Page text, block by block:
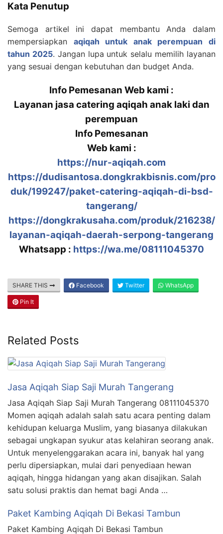
Kata Penutup
Semoga artikel ini dapat membantu Anda dalam
mempersiapkan aqiqah untuk anak perempuan di
tahun 2025. Jangan lupa untuk selalu memilih layanan
yang sesuai dengan kebutuhan dan budget Anda.
Info Pemesanan Web kami :
Layanan jasa catering aqiqah anak laki dan
perempuan
Info Pemesanan
Web kami :
https://nur-aqiqah.com
https://dudisantosa.dongkrakbisnis.com/pro
duk/199247/paket-catering-aqiqah-di-bsd-
tangerang/
https://dongkrakusaha.com/produk/216238/
layanan-aqiqah-daerah-serpong-tangerang
Whatsapp : https://wa.me/08111045370
SHARE THIS Facebook Twitter WhatsApp
Pin It
Related Posts
Jasa Aqiqah Siap Saji Murah Tangerang
Jasa Aqiqah Siap Saji Murah Tangerang 08111045370
Momen aqiqah adalah salah satu acara penting dalam
kehidupan keluarga Muslim, yang biasanya dilakukan
sebagai ungkapan syukur atas kelahiran seorang anak.
Untuk menyelenggarakan acara ini, banyak hal yang
perlu dipersiapkan, mulai dari penyediaan hewan
aqiqah, hingga hidangan yang akan disajikan. Salah
satu solusi praktis dan hemat bagi Anda …
Paket Kambing Aqiqah Di Bekasi Tambun
Paket Kambing Aqiqah Di Bekasi Tambun